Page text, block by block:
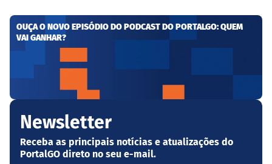
OUÇA O NOVO EPISÓDIO DO PODCAST DO PORTALGO: QUEM
VAI GANHAR?
Newsletter
Receba as principais notícias e atualizações do
PortalGO direto no seu e-mail.